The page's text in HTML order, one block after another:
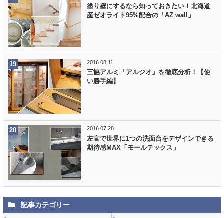
塗り壁にするなら知っておきたい！北海道
産ゼオライト95%配合の「AZ wall」
2016.08.11
三協アルミ「アルジオ」を徹底分析！【使
い勝手編】
2016.07.28
左官で世界に1つの洗面台をデザインできる
期待感MAX「モールテックス」
記事カテゴリー